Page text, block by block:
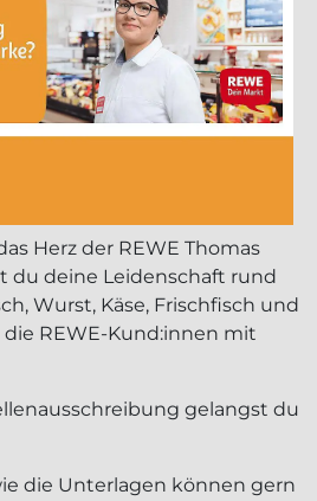
Herz der REWE Thomas
du deine Leidenschaft rund
Wurst, Käse, Frischfisch und
REWE-Kund:innen mit
gelangst du
die Unterlagen können gern